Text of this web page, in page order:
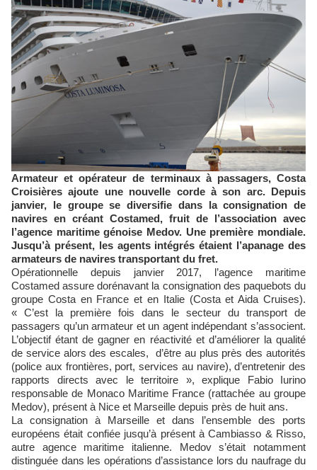
Armateur et opérateur de terminaux à passagers, Costa
Croisières ajoute une nouvelle corde à son arc. Depuis
janvier, le groupe se diversifie dans la consignation de
navires en créant Costamed, fruit de l’association avec
l’agence maritime génoise Medov. Une première mondiale.
Jusqu’à présent, les agents intégrés étaient l’apanage des
armateurs de navires transportant du fret.
Opérationnelle depuis janvier 2017, l’agence maritime
Costamed assure dorénavant la consignation des paquebots du
groupe Costa en France et en Italie (Costa et Aida Cruises).
« C’est la première fois dans le secteur du transport de
passagers qu’un armateur et un agent indépendant s’associent.
L’objectif étant de gagner en réactivité et d’améliorer la qualité
de service alors des escales, d’être au plus près des autorités
(police aux frontières, port, services au navire), d’entretenir des
rapports directs avec le territoire », explique Fabio Iurino
responsable de Monaco Maritime France (rattachée au groupe
Medov), présent à Nice et Marseille depuis près de huit ans.
La consignation à Marseille et dans l’ensemble des ports
européens était confiée jusqu’à présent à Cambiasso & Risso,
autre agence maritime italienne. Medov s’était notamment
distinguée dans les opérations d’assistance lors du naufrage du